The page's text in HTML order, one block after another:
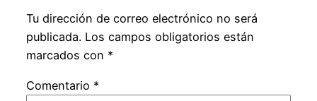
Tu dirección de correo electrónico no será
publicada. Los campos obligatorios están
marcados con *
Comentario *